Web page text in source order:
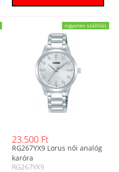
ingyenes szállítás
23.500 Ft
RG267YX9 Lorus női analóg
karóra
RG267YX9